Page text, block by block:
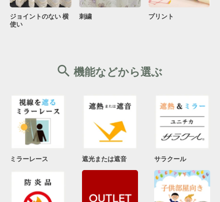
ジョイントのない 横
使い
刺繍 プリント
機能などから選ぶ
ミラーレース 遮光または遮音 サラクール